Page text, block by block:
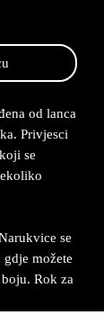
od lanca
Privjesci
se
se
možete
Rok za